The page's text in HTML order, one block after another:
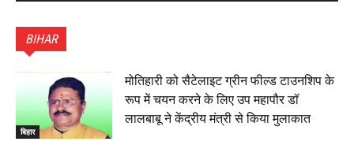
का भव्य पथ संचलन, 5 July 2026
बेतिया : मझौलिया में 1.24 क्विंटल गांजा के साथ बोलेरो ज़ब्त, दो
तस्कर गिरफ्तार, 4 July 2026
00:39
BIHAR
बिहार
मोतिहारी को सैटेलाइट ग्रीन फील्ड टाउनशिप के
रूप में चयन करने के लिए उप महापौर डॉ
लालबाबू ने केंद्रीय मंत्री से किया मुलाकात